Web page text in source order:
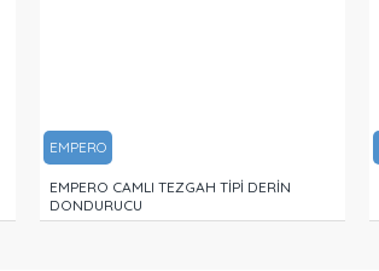
EMPERO
EMPERO CAMLI TEZGAH TİPİ DERİN
DONDURUCU